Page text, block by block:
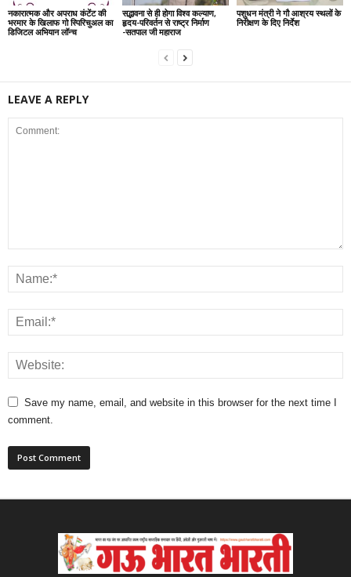
नकारात्मक और अपराध कंटेंट की
भरमार के खिलाफ गो स्पिरिचुअल का
डिजिटल अभियान लॉन्च
सद्भावना से ही होगा विश्व कल्याण,
हृदय-परिवर्तन से राष्ट्र निर्माण
-सतपाल जी महाराज
पशुधन मंत्री ने गौ आश्रय स्थलों के
निरीक्षण के दिए निर्देश
LEAVE A REPLY
Save my name, email, and website in this browser for the next time I
comment.